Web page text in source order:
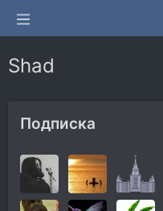
Shad
Подписка